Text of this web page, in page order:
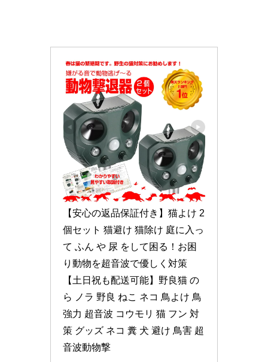
【安心の返品保証付き】猫よけ 2
個セット 猫避け 猫除け 庭に入っ
て ふん や 尿 をして困る！お困
り動物を超音波で優しく対策
【土日祝も配送可能】野良猫 の
ら ノラ 野良 ねこ ネコ 鳥よけ 鳥
強力 超音波 コウモリ 猫 フン 対
策 グッズ ネコ 糞 犬 避け 鳥害 超
音波動物撃